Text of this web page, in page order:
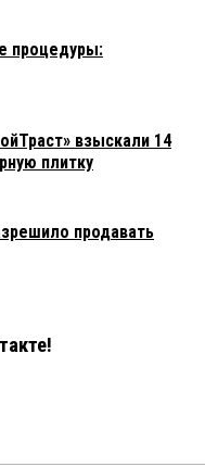
процедуры:
взыскали 14
плитку
продавать